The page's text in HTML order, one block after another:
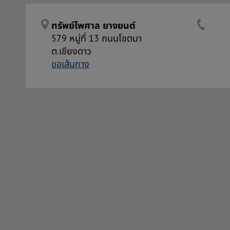
ทรัพย์ไพศาล ยางยนต์
579 หมู่ที่ 13 ถนนโชตนา
ต.เชียงดาว
ขอเส้นทาง